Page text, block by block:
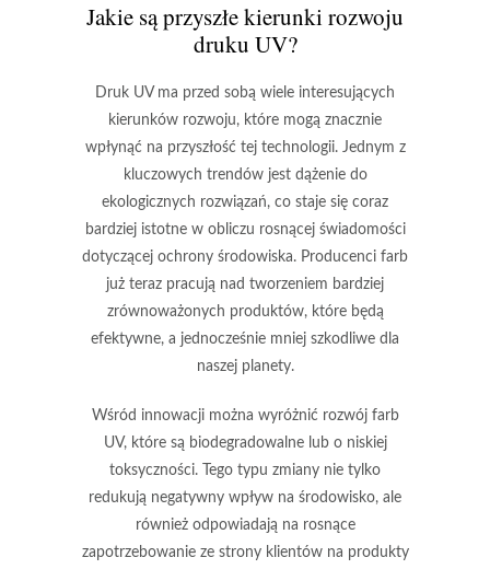
Jakie są przyszłe kierunki rozwoju
druku UV?
Druk UV ma przed sobą wiele interesujących
kierunków rozwoju, które mogą znacznie
wpłynąć na przyszłość tej technologii. Jednym z
kluczowych trendów jest dążenie do
ekologicznych rozwiązań, co staje się coraz
bardziej istotne w obliczu rosnącej świadomości
dotyczącej ochrony środowiska. Producenci farb
już teraz pracują nad tworzeniem bardziej
zrównoważonych produktów, które będą
efektywne, a jednocześnie mniej szkodliwe dla
naszej planety.
Wśród innowacji można wyróżnić rozwój farb
UV, które są biodegradowalne lub o niskiej
toksyczności. Tego typu zmiany nie tylko
redukują negatywny wpływ na środowisko, ale
również odpowiadają na rosnące
zapotrzebowanie ze strony klientów na produkty